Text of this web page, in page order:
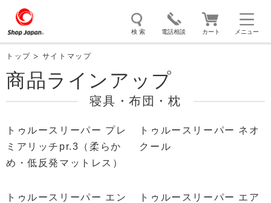
メニュー
検 索 電話相談 カート
トゥルースリーパー ソイリッチ
クッキングプロ 補聴器
トップ サイトマップ
商品ラインアップ
寝具・布団・枕
トゥルースリーパー プレ
ミアリッチpr.3（柔らか
め・低反発マットレス）
トゥルースリーパー ネオ
クール
トゥルースリーパー エン
トゥルースリーパー エア